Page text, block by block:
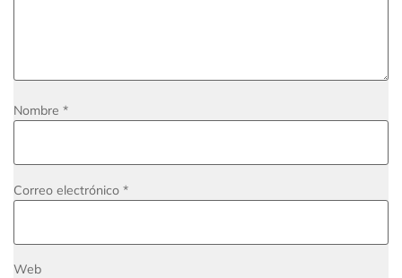
Nombre *
Correo electrónico *
Web